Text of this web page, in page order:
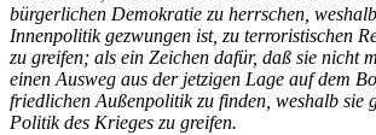
bürgerlichen Demokratie zu herrschen,
Innenpolitik gezwungen ist, zu terroristischen
zu greifen; als ein Zeichen dafür, daß sie nicht
einen Ausweg aus der jetzigen Lage auf dem
friedlichen Außenpolitik zu finden, weshalb sie
Politik des Krieges zu greifen.